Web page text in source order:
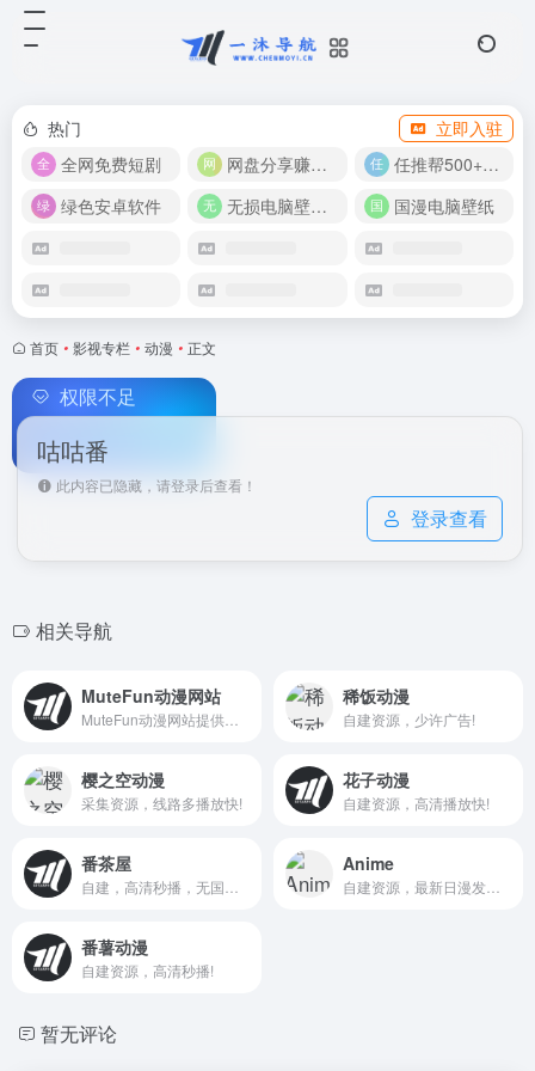
热门
立即入驻
全网免费短剧
网盘分享赚奖金！
任推帮500+推广项目！
绿色安卓软件
无损电脑壁纸合集 国漫电脑壁纸
首页 • 影视专栏 • 动漫 • 正文
权限不足
咕咕番
此内容已隐藏，请登录后查看！
登录查看
相关导航
MuteFun动漫网站 稀饭动漫
自建资源，少许广告!
樱之空动漫
采集资源，线路多播放快!
花子动漫
自建资源，高清播放快!
番茶屋 Anime
番薯动漫
自建资源，高清秒播!
暂无评论